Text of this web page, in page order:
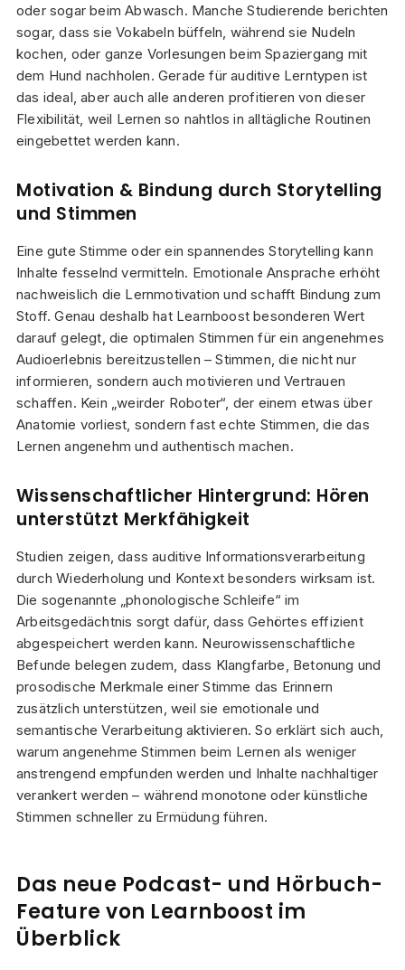
oder sogar beim Abwasch. Manche Studierende berichten
sogar, dass sie Vokabeln büffeln, während sie Nudeln
kochen, oder ganze Vorlesungen beim Spaziergang mit
dem Hund nachholen. Gerade für auditive Lerntypen ist
das ideal, aber auch alle anderen profitieren von dieser
Flexibilität, weil Lernen so nahtlos in alltägliche Routinen
eingebettet werden kann.
Motivation & Bindung durch Storytelling
und Stimmen
Eine gute Stimme oder ein spannendes Storytelling kann
Inhalte fesselnd vermitteln. Emotionale Ansprache erhöht
nachweislich die Lernmotivation und schafft Bindung zum
Stoff. Genau deshalb hat Learnboost besonderen Wert
darauf gelegt, die optimalen Stimmen für ein angenehmes
Audioerlebnis bereitzustellen – Stimmen, die nicht nur
informieren, sondern auch motivieren und Vertrauen
schaffen. Kein „weirder Roboter“, der einem etwas über
Anatomie vorliest, sondern fast echte Stimmen, die das
Lernen angenehm und authentisch machen.
Wissenschaftlicher Hintergrund: Hören
unterstützt Merkfähigkeit
Studien zeigen, dass auditive Informationsverarbeitung
durch Wiederholung und Kontext besonders wirksam ist.
Die sogenannte „phonologische Schleife“ im
Arbeitsgedächtnis sorgt dafür, dass Gehörtes effizient
abgespeichert werden kann. Neurowissenschaftliche
Befunde belegen zudem, dass Klangfarbe, Betonung und
prosodische Merkmale einer Stimme das Erinnern
zusätzlich unterstützen, weil sie emotionale und
semantische Verarbeitung aktivieren. So erklärt sich auch,
warum angenehme Stimmen beim Lernen als weniger
anstrengend empfunden werden und Inhalte nachhaltiger
verankert werden – während monotone oder künstliche
Stimmen schneller zu Ermüdung führen.
Das neue Podcast- und Hörbuch-
Feature von Learnboost im
Überblick